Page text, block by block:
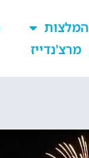
המלצות
מרצ'נדייז